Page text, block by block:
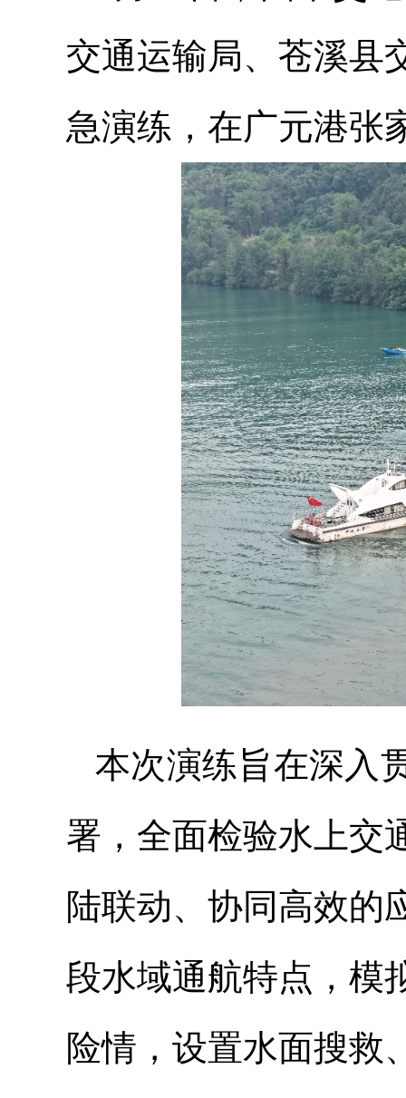
交通运输局、苍溪县
急演练，在广元港张
本次演练旨在深入
署，全面检验水上交
陆联动、协同高效的
段水域通航特点，模
险情，设置水面搜救